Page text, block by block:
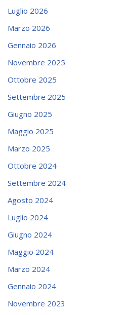
Luglio 2026
Marzo 2026
Gennaio 2026
Novembre 2025
Ottobre 2025
Settembre 2025
Giugno 2025
Maggio 2025
Marzo 2025
Ottobre 2024
Settembre 2024
Agosto 2024
Luglio 2024
Giugno 2024
Maggio 2024
Marzo 2024
Gennaio 2024
Novembre 2023